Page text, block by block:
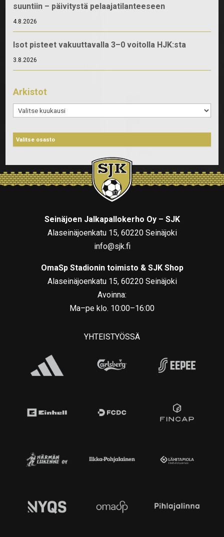
suuntiin – päivitystä pelaajatilanteeseen
4.8.2026
Isot pisteet vakuuttavalla 3–0 voitolla HJK:sta
3.8.2026
Arkistot
Arkistot
Seinäjoen Jalkapallokerho Oy – SJK
Alaseinäjoenkatu 15, 60220 Seinäjoki
info@sjk.fi
OmaSp Stadionin toimisto & SJK Shop
Alaseinäjoenkatu 15, 60220 Seinäjoki
Avoinna:
Ma–pe klo. 10:00–16:00
YHTEISTYÖSSÄ